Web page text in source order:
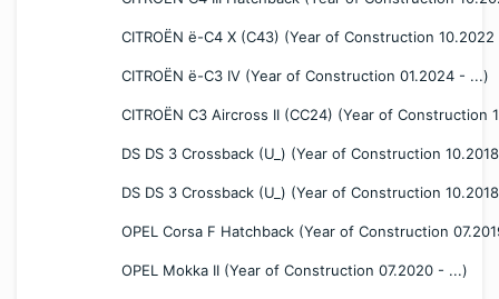
CITROËN ë-C4 X (C43) (Year of Construction
CITROËN ë-C3 IV (Year of Construction 01.2024 - ...)
CITROËN C3 Aircross II (CC24) (Year of Construction
DS DS 3 Crossback (U_) (Year of Construction
DS DS 3 Crossback (U_) (Year of Construction
OPEL Corsa F Hatchback (Year of Construction
OPEL Mokka II (Year of Construction 07.2020 - ...)